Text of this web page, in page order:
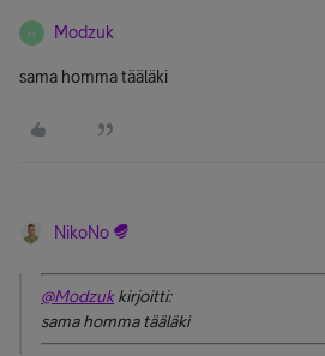
M Modzuk
sama homma tääläki
NikoNo
@Modzukkirjoitti:
sama homma tääläki